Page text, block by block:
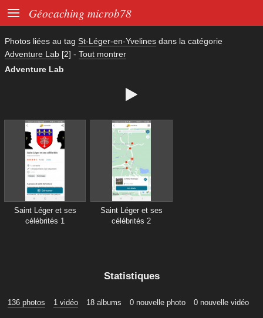
 Géocaching microb78
Photos liées au tag St-Léger-en-Yvelines dans la catégorie
Adventure Lab [2] - Tout montrer
Adventure Lab

Saint Léger et ses
célébrités 1
Saint Léger et ses
célébrités 2
Statistiques
136 photos 1 vidéo 18 albums 0 nouvelle photo 0 nouvelle vidéo